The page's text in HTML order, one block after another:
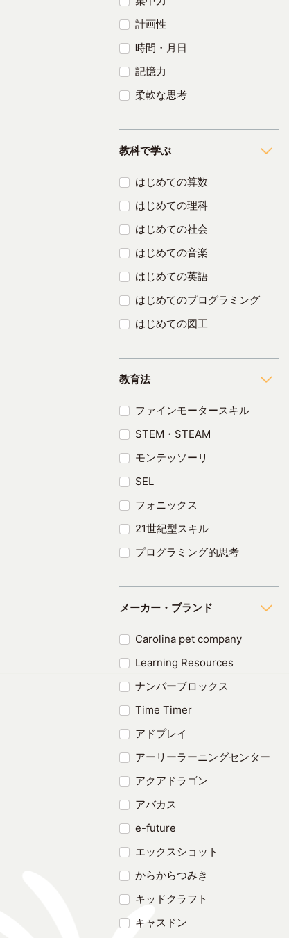
計画性
時間・月日
記憶力
柔軟な思考
教科で学ぶ
はじめての算数
はじめての理科
はじめての社会
はじめての音楽
はじめての英語
はじめてのプログラミング
はじめての図工
教育法
ファインモータースキル
STEM・STEAM
モンテッソーリ
SEL
フォニックス
21世紀型スキル
プログラミング的思考
メーカー・ブランド
Carolina pet company
Learning Resources
ナンバーブロックス
Time Timer
アドプレイ
アーリーラーニングセンター
アクアドラゴン
アバカス
e-future
エックスショット
からからつみき
キッドクラフト
キャスドン